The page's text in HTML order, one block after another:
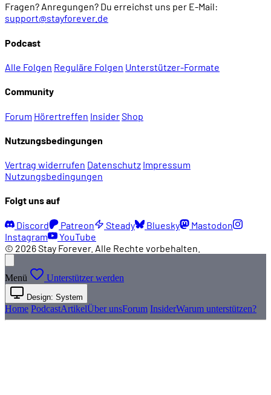
Fragen? Anregungen? Du erreichst uns per E-Mail:
support@stayforever.de
Podcast
Alle Folgen Reguläre Folgen Unterstützer-Formate
Community
Forum Hörertreffen InsiderShop
Nutzungsbedingungen
Vertrag widerrufen Datenschutz Impressum
Nutzungsbedingungen
Folgt uns auf
Discord Patreon Steady Bluesky
Mastodon
Instagram
YouTube
© 2026 Stay Forever. Alle Rechte vorbehalten.
Menü Unterstützer werden
Design: System
Home PodcastArtikelÜber unsForum InsiderWarum unterstützen?